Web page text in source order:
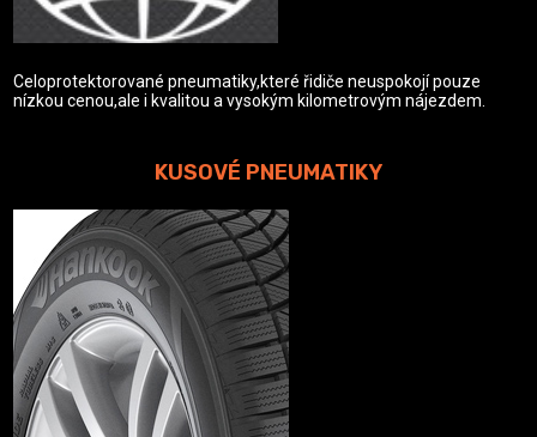
Celoprotektorované pneumatiky,které řidiče neuspokojí pouze
nízkou cenou,ale i kvalitou a vysokým kilometrovým nájezdem.
KUSOVÉ PNEUMATIKY